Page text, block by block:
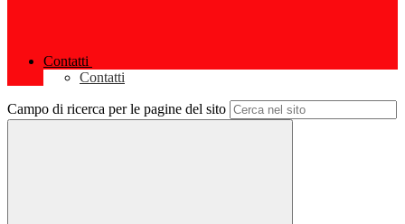
Contatti
Contatti
Campo di ricerca per le pagine del sito